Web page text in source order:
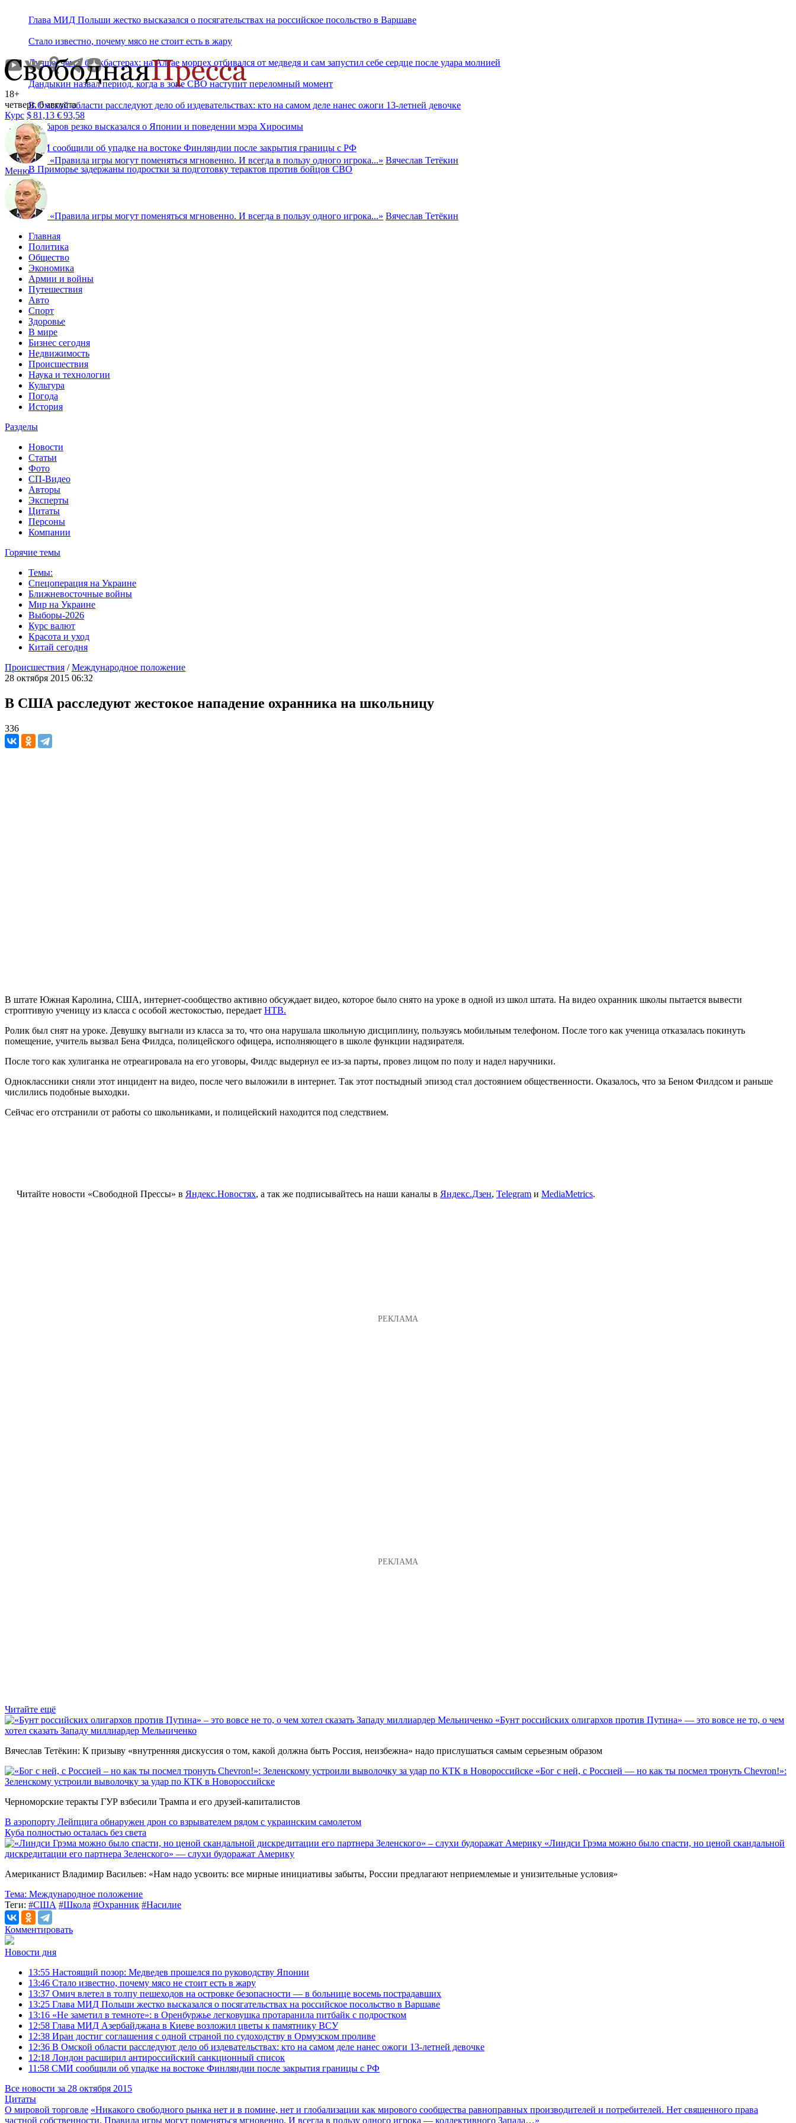
Глава МИД Польши жестко высказался о посягательствах на российское посольство в Варшаве
Стало известно, почему мясо не стоит есть в жару
Лучше, чем в блокбастерах: на Алтае морпех отбивался от медведя и сам запустил себе сердце после удара молнией
Дандыкин назвал период, когда в зоне СВО наступит переломный момент
В Омской области расследуют дело об издевательствах: кто на самом деле нанес ожоги 13-летней девочке
Джабаров резко высказался о Японии и поведении мэра Хиросимы
СМИ сообщили об упадке на востоке Финляндии после закрытия границы с РФ
В Приморье задержаны подростки за подготовку терактов против бойцов СВО
18+
четверг, 6 августа
Курс $81,13 €93,58
«Правила игры могут поменяться мгновенно. И всегда в пользу одного игрока...» Вячеслав Тетёкин
Меню
«Правила игры могут поменяться мгновенно. И всегда в пользу одного игрока...» Вячеслав Тетёкин
Главная
Политика
Общество
Экономика
Армии и войны
Путешествия
Авто
Спорт
Здоровье
В мире
Бизнес сегодня
Недвижимость
Происшествия
Наука и технологии
Культура
Погода
История
Разделы
Новости
Статьи
Фото
СП-Видео
Авторы
Эксперты
Цитаты
Персоны
Компании
Горячие темы
Темы:
Спецоперация на Украине
Ближневосточные войны
Мир на Украине
Выборы-2026
Курс валют
Красота и уход
Китай сегодня
Происшествия /Международное положение
28 октября 2015 06:32
В США расследуют жестокое нападение охранника на школьницу
336
В штате Южная Каролина, США, интернет-сообщество активно обсуждает видео, которое было снято на уроке в одной из школ штата. На видео охранник школы пытается вывести
строптивую ученицу из класса с особой жестокостью, передает НТВ.
Ролик был снят на уроке. Девушку выгнали из класса за то, что она нарушала школьную дисциплину, пользуясь мобильным телефоном. После того как ученица отказалась покинуть
помещение, учитель вызвал Бена Филдса, полицейского офицера, исполняющего в школе функции надзирателя.
После того как хулиганка не отреагировала на его уговоры, Филдс выдернул ее из-за парты, провез лицом по полу и надел наручники.
Одноклассники сняли этот инцидент на видео, после чего выложили в интернет. Так этот постыдный эпизод стал достоянием общественности. Оказалось, что за Беном Филдсом и раньше
числились подобные выходки.
Сейчас его отстранили от работы со школьниками, и полицейский находится под следствием.
Читайте новости «Свободной Прессы» в Яндекс.Новостях, а так же подписывайтесь на наши каналы в Яндекс.Дзен, Telegram и MediaMetrics.
Читайте ещё
«Бунт российских олигархов против Путина» — это вовсе не то, о чем
хотел сказать Западу миллиардер Мельниченко
Вячеслав Тетёкин: К призыву «внутренняя дискуссия о том, какой должна быть Россия, неизбежна» надо прислушаться самым серьезным образом
«Бог с ней, с Россией — но как ты посмел тронуть Chevron!»:
Зеленскому устроили выволочку за удар по КТК в Новороссийске
Черноморские теракты ГУР взбесили Трампа и его друзей-капиталистов
В аэропорту Лейпцига обнаружен дрон со взрывателем рядом с украинским самолетом
Куба полностью осталась без света
«Линдси Грэма можно было спасти, но ценой скандальной
дискредитации его партнера Зеленского» — слухи будоражат Америку
Американист Владимир Васильев: «Нам надо усвоить: все мирные инициативы забыты, России предлагают неприемлемые и унизительные условия»
Тема: Международное положение
Теги: #США #Школа #Охранник #Насилие
Комментировать
Новости дня
13:55 Настоящий позор: Медведев прошелся по руководству Японии
13:46 Стало известно, почему мясо не стоит есть в жару
13:37 Омич влетел в толпу пешеходов на островке безопасности — в больнице восемь пострадавших
13:25 Глава МИД Польши жестко высказался о посягательствах на российское посольство в Варшаве
13:16 «Не заметил в темноте»: в Оренбуржье легковушка протаранила питбайк с подростком
12:58 Глава МИД Азербайджана в Киеве возложил цветы к памятнику ВСУ
12:38 Иран достиг соглашения с одной страной по судоходству в Ормузском проливе
12:36 В Омской области расследуют дело об издевательствах: кто на самом деле нанес ожоги 13-летней девочке
12:18 Лондон расширил антироссийский санкционный список
11:58 СМИ сообщили об упадке на востоке Финляндии после закрытия границы с РФ
Все новости за 28 октября 2015
Цитаты
О мировой торговле «Никакого свободного рынка нет и в помине, нет и глобализации как мирового сообщества равноправных производителей и потребителей. Нет священного права
частной собственности. Правила игры могут поменяться мгновенно. И всегда в пользу одного игрока — коллективного Запада…»